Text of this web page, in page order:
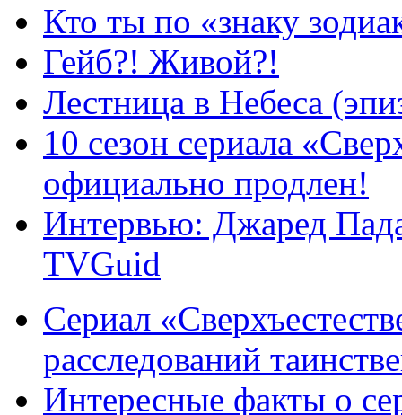
Кто ты по «знаку
Гейб?! Живой?!
Лестница в Небеса
10 сезон сериала
официально продлен!
Интервью: Джаред
TVGuid
Сериал
расследований
Интересные факты о